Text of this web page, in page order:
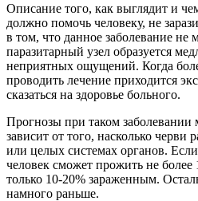
Описание того, как выглядит и
должно помочь человеку, не
в том, что данное заболевание не
паразитарный узел образуется
неприятных ощущений. Когда
проводить лечение приходится
сказаться на здоровье больного.
Прогнозы при таком заболевании
зависит от того, насколько черви
или целых системах органов.
человек сможет прожить не более
только 10-20% зараженным.
намного раньше.